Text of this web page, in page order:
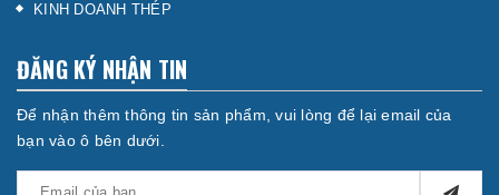
KINH DOANH THÉP
ĐĂNG KÝ NHẬN TIN
Để nhận thêm thông tin sản phẩm, vui lòng để lại email của
bạn vào ô bên dưới.